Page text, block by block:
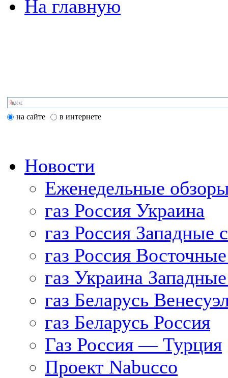
На главную
на сайте в интернете
Новости
Еженедельные
газ Россия Украина
газ Россия Западные
газ Россия
газ Украина
газ Беларусь
газ Беларусь Россия
Газ Россия — Турция
Проект Nabucco